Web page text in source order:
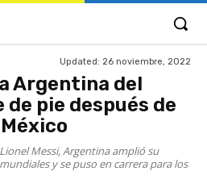
Updated: 26 noviembre, 2022
Argentina del
de pie después de
Messi, Argentina amplió su
y se puso en carrera para los